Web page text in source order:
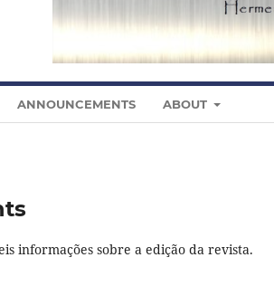
ANNOUNCEMENTS ABOUT
informações sobre a edição da revista.